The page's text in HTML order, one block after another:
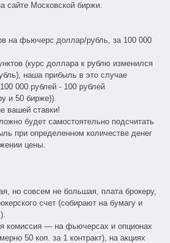
сайте Московской биржи.
на фьючерс доллар/рубль, за 100 000
(курс доллара к рублю изменился
наша прибыль в это случае
000 рублей - 100 рублей
и 50 бирже)).
вашей ставки!
будет самостоятельно подсчитать
при определенном количестве денег
цены.
но совсем не большая, плата брокеру,
счет (собирают на бумагу и
комиссия — на фьючерсах и опционах
50 коп. за 1 контракт), на акциях